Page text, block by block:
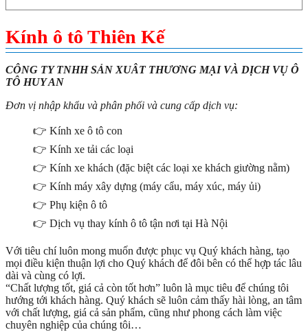
Kính ô tô Thiên Kế
CÔNG TY TNHH SẢN XUÂT THƯƠNG MẠI VÀ DỊCH VỤ Ô
TÔ HUY AN
Đơn vị nhập khẩu và phân phối và cung cấp dịch vụ:
👉 Kính xe ô tô con
👉 Kính xe tải các loại
👉 Kính xe khách (đặc biệt các loại xe khách giường nằm)
👉 Kính máy xây dựng (máy cẩu, máy xúc, máy ủi)
👉 Phụ kiện ô tô
👉 Dịch vụ thay kính ô tô tận nơi tại Hà Nội
Với tiêu chí luôn mong muốn được phục vụ Quý khách hàng, tạo
mọi điều kiện thuận lợi cho Quý khách để đôi bên có thể hợp tác lâu
dài và cùng có lợi.
“Chất lượng tốt, giá cả còn tốt hơn” luôn là mục tiêu để chúng tôi
hướng tới khách hàng. Quý khách sẽ luôn cảm thấy hài lòng, an tâm
với chất lượng, giá cả sản phẩm, cũng như phong cách làm việc
chuyên nghiệp của chúng tôi…